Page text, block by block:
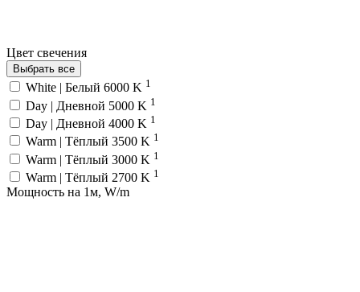
Цвет свечения
Выбрать все
White | Белый 6000 K 1
Day | Дневной 5000 K 1
Day | Дневной 4000 K 1
Warm | Тёплый 3500 K 1
Warm | Тёплый 3000 K 1
Warm | Тёплый 2700 K 1
Мощность на 1м, W/m